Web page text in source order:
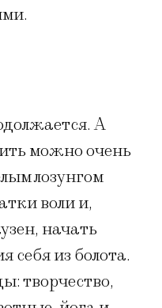
А
можно очень
лозунгом
воли и,
начать
себя из болота.
творчество,